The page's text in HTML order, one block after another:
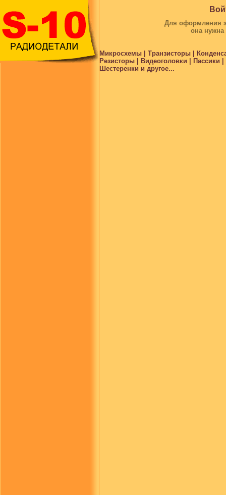
Для оформления
она
Микросхемы | Транзисторы |
Резисторы | Видеоголовки |
Шестеренки и другое...